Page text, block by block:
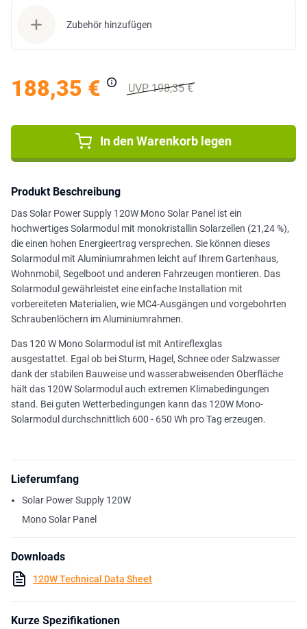
Zubehör hinzufügen
188,35 € UVP 198,35 €
In den Warenkorb legen
Produkt Beschreibung
Das Solar Power Supply 120W Mono Solar Panel ist ein
hochwertiges Solarmodul mit monokristallin Solarzellen (21,24 %),
die einen hohen Energieertrag versprechen. Sie können dieses
Solarmodul mit Aluminiumrahmen leicht auf Ihrem Gartenhaus,
Wohnmobil, Segelboot und anderen Fahrzeugen montieren. Das
Solarmodul gewährleistet eine einfache Installation mit
vorbereiteten Materialien, wie MC4-Ausgängen und vorgebohrten
Schraubenlöchern im Aluminiumrahmen.
Das 120 W Mono Solarmodul ist mit Antireflexglas
ausgestattet. Egal ob bei Sturm, Hagel, Schnee oder Salzwasser
dank der stabilen Bauweise und wasserabweisenden Oberfläche
hält das 120W Solarmodul auch extremen Klimabedingungen
stand. Bei guten Wetterbedingungen kann das 120W Mono-
Solarmodul durchschnittlich 600 - 650 Wh pro Tag erzeugen.
Lieferumfang
Solar Power Supply 120W
Mono Solar Panel
Downloads
120W Technical Data Sheet
Kurze Spezifikationen